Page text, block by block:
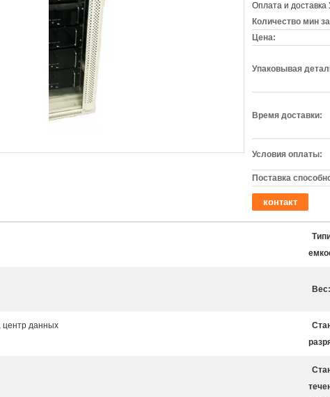
Оплата и доставка
Количество мин
Цена:
Упаковывая
Время доставки:
Условия оплаты:
Поставка
контакт
Вес:
центр данных